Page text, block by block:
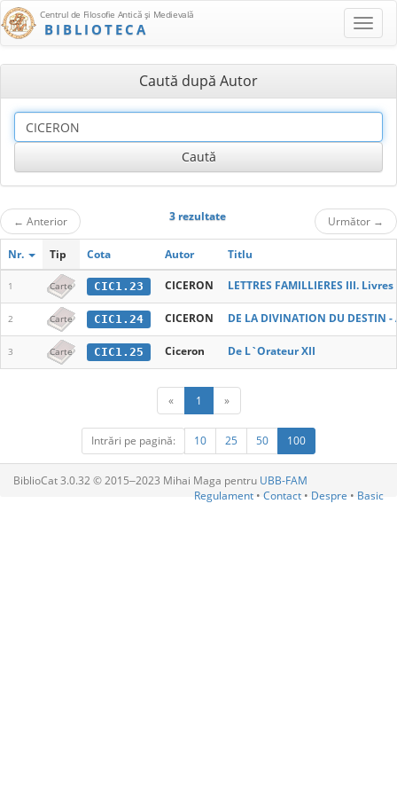
Centrul de Filosofie Antică şi Medievală
BIBLIOTECA
Caută după Autor
← Anterior 3 rezultate Următor →
Nr. Tip Cota Autor Titlu
1 Carte CIC1.23 CICERON LETTRES FAMILLIERES III.
2 Carte CIC1.24 CICERON DE LA DIVINATION DU DESTIN -
3 Carte CIC1.25 Ciceron De L`Orateur XII
« 1 »
Intrări pe pagină: 10 25 50 100
BiblioCat 3.0.32 © 2015‒2023 Mihai Maga pentru UBB-FAM
Regulament • Contact • Despre • Basic